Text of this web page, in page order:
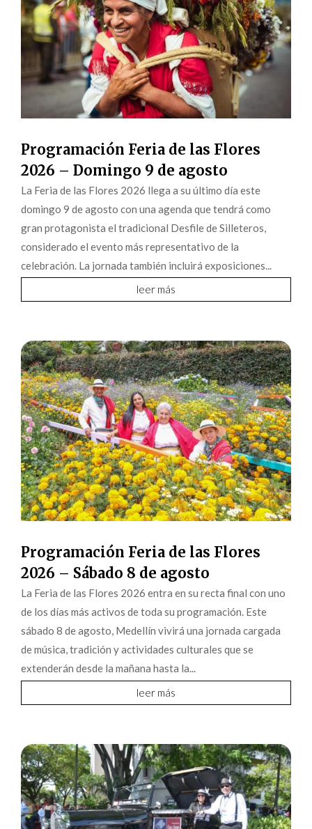
Programación Feria de las Flores
2026 – Domingo 9 de agosto
La Feria de las Flores 2026 llega a su último día este
domingo 9 de agosto con una agenda que tendrá como
gran protagonista el tradicional Desfile de Silleteros,
considerado el evento más representativo de la
celebración. La jornada también incluirá exposiciones...
leer más
Programación Feria de las Flores
2026 – Sábado 8 de agosto
La Feria de las Flores 2026 entra en su recta final con uno
de los días más activos de toda su programación. Este
sábado 8 de agosto, Medellín vivirá una jornada cargada
de música, tradición y actividades culturales que se
extenderán desde la mañana hasta la...
leer más